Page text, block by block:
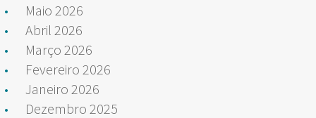
Maio 2026
Abril 2026
Março 2026
Fevereiro 2026
Janeiro 2026
Dezembro 2025